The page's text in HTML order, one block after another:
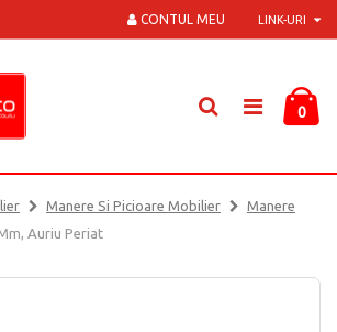
LINK-URI
CONTUL MEU
0
Manere Si Picioare Mobilier
Manere
Auriu Periat